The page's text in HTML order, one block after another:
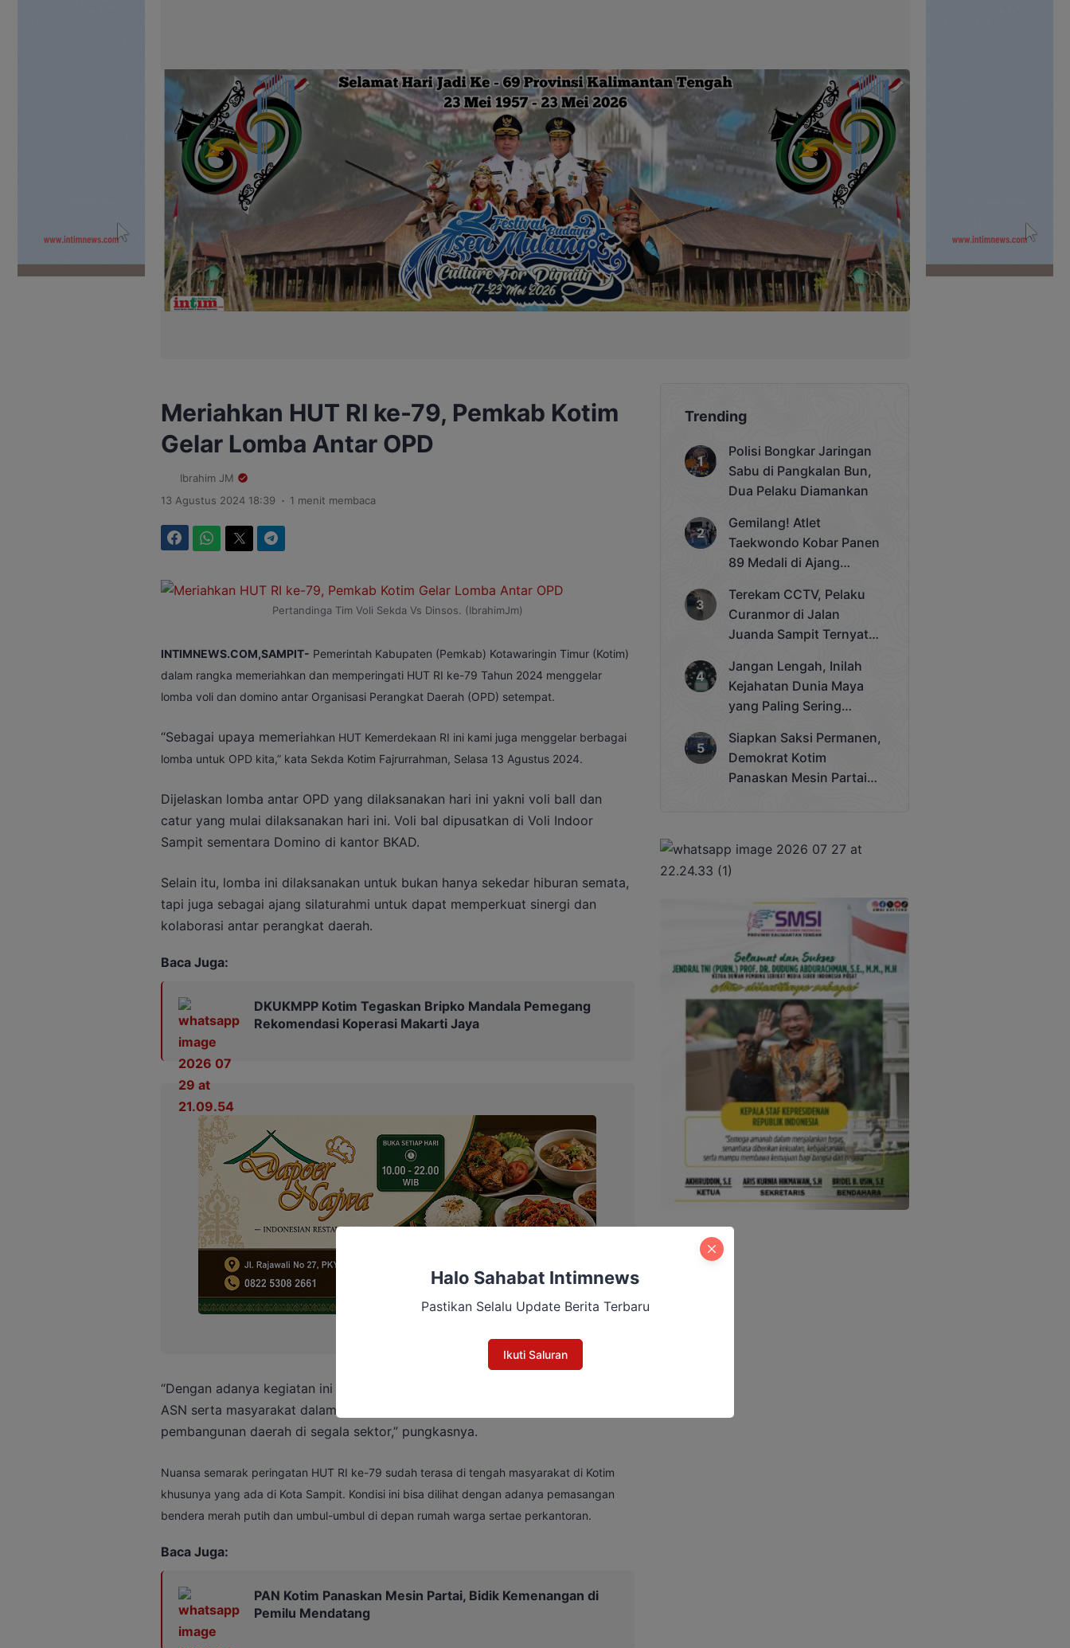
Meriahkan HUT RI ke-79, Pemkab Kotim
Gelar Lomba Antar OPD
Ibrahim JM
13 Agustus 2024 18:39 . 1 menit membaca
Pertandinga Tim Voli Sekda Vs Dinsos. (IbrahimJm)
INTIMNEWS.COM,SAMPIT- Pemerintah Kabupaten (Pemkab) Kotawaringin Timur (Kotim)
dalam rangka memeriahkan dan memperingati HUT RI ke-79 Tahun 2024 menggelar
lomba voli dan domino antar Organisasi Perangkat Daerah (OPD) setempat.
“Sebagai upaya memeriahkan HUT Kemerdekaan RI ini kami juga menggelar berbagai
lomba untuk OPD kita,” kata Sekda Kotim Fajrurrahman, Selasa 13 Agustus 2024.
Dijelaskan lomba antar OPD yang dilaksanakan hari ini yakni voli ball dan
catur yang mulai dilaksanakan hari ini. Voli bal dipusatkan di Voli Indoor
Sampit sementara Domino di kantor BKAD.
Selain itu, lomba ini dilaksanakan untuk bukan hanya sekedar hiburan semata,
tapi juga sebagai ajang silaturahmi untuk dapat memperkuat sinergi dan
kolaborasi antar perangkat daerah.
Baca Juga:
DKUKMPP Kotim Tegaskan Bripko Mandala Pemegang
Rekomendasi Koperasi Makarti Jaya
“Dengan adanya kegiatan ini dapat membangkitkan semangat dan motivasi
ASN serta masyarakat dalam bekerja sesuai bidangnya untuk mendukung
pembangunan daerah di segala sektor,” pungkasnya.
Nuansa semarak peringatan HUT RI ke-79 sudah terasa di tengah masyarakat di Kotim
khusunya yang ada di Kota Sampit. Kondisi ini bisa dilihat dengan adanya pemasangan
bendera merah putih dan umbul-umbul di depan rumah warga sertae perkantoran.
Baca Juga:
PAN Kotim Panaskan Mesin Partai, Bidik Kemenangan di
Pemilu Mendatang
Trending
Polisi Bongkar Jaringan
Sabu di Pangkalan Bun,
Dua Pelaku Diamankan
Gemilang! Atlet
Taekwondo Kobar Panen
89 Medali di Ajang
Cup 2025
Terekam CCTV, Pelaku
Curanmor di Jalan
Juanda Sampit Ternyata
Jangan Lengah, Inilah
Kejahatan Dunia Maya
yang Paling Sering
Siapkan Saksi Permanen,
Demokrat Kotim
Panaskan Mesin Partai
Halo Sahabat Intimnews
Pastikan Selalu Update Berita Terbaru
Ikuti Saluran